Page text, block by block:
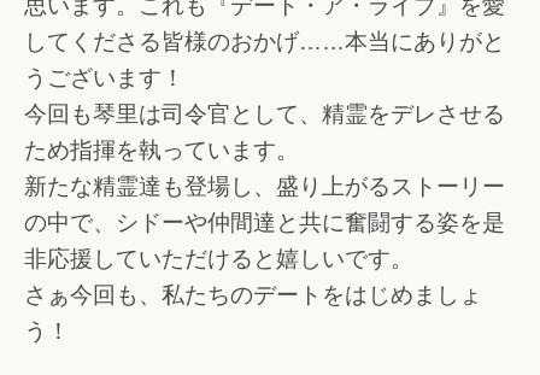
思います。これも『デート・ア・ライブ』を愛
してくださる皆様のおかげ……本当にありがと
うございます！
今回も琴里は司令官として、精霊をデレさせる
ため指揮を執っています。
新たな精霊達も登場し、盛り上がるストーリー
の中で、シドーや仲間達と共に奮闘する姿を是
非応援していただけると嬉しいです。
さぁ今回も、私たちのデートをはじめましょ
う！